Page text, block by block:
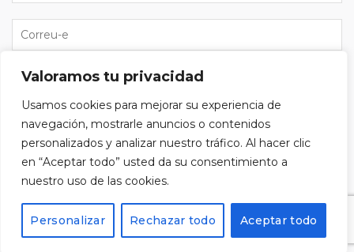
Valoramos tu privacidad
Usamos cookies para mejorar su experiencia de
navegación, mostrarle anuncios o contenidos
personalizados y analizar nuestro tráfico. Al hacer clic
en “Aceptar todo” usted da su consentimiento a
nuestro uso de las cookies.
Personalizar Rechazar todo Aceptar todo
He llegit i accepto la
subscriure'm al butlletí.
Alternative: